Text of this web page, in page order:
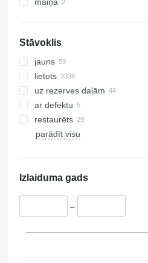
350
365
374
390
395
416
420
428
434
444
PC460
PC490
PC600
PC700
PC800
PC850
maiņa
Stāvoklis
jauns
lietots
uz rezerves daļām
ar defektu
restaurēts
parādīt visu
Izlaiduma gads
–